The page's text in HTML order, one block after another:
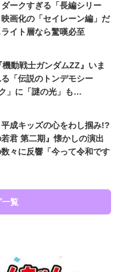
ダークすぎる「長編シリー
画化の「セイレーン編」だ
イト層なら驚嘆必至
動戦士ガンダムZZ』いま
「伝説のトンデモシー
」に「謎の光」も…
平成キッズの心をわし掴み!?
若君 第二期』懐かしの演出
々に反響「今って令和です
一覧